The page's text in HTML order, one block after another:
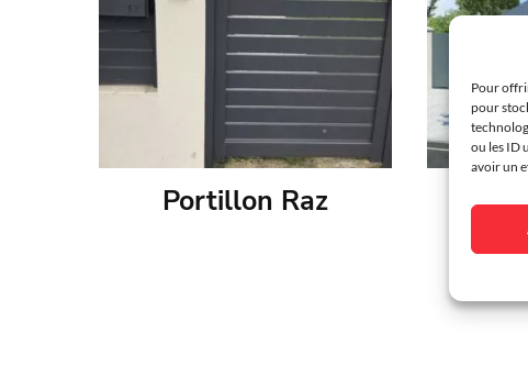
Pour
pour
ou les ID
avoir un
Environnement Résidentiel
Finition
25 ans
Portillon Raz